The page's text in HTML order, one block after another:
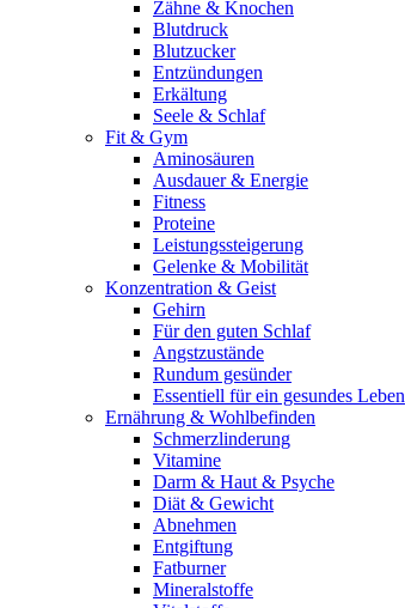
Zähne & Knochen
Blutdruck
Blutzucker
Entzündungen
Erkältung
Seele & Schlaf
Fit & Gym
Aminosäuren
Ausdauer & Energie
Fitness
Proteine
Leistungssteigerung
Gelenke & Mobilität
Konzentration & Geist
Gehirn
Für den guten Schlaf
Angstzustände
Rundum gesünder
Essentiell für ein gesundes Leben
Ernährung & Wohlbefinden
Schmerzlinderung
Vitamine
Darm & Haut & Psyche
Diät & Gewicht
Abnehmen
Entgiftung
Fatburner
Mineralstoffe